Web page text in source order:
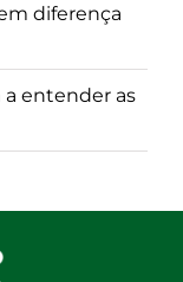
diferença
entender as